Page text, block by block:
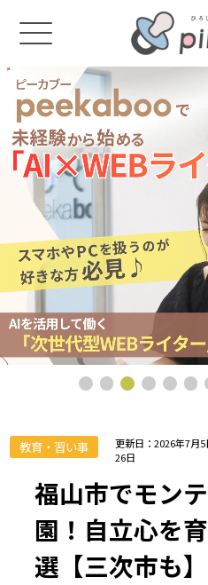
教育・習い事 更新日：2026年7月5
26日
福山市でモン
園！自立心を
選【三次市も】